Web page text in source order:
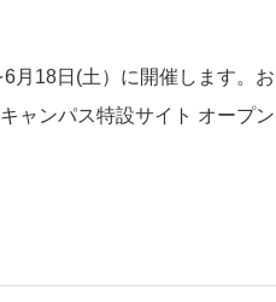
月18日(土）に開催します。
ャンパス特設サイト オープ